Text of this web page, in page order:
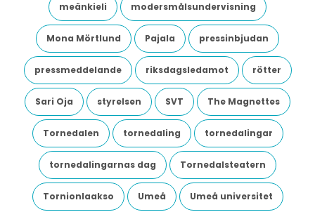
meänkieli modersmålsundervisning
Mona Mörtlund Pajala pressinbjudan
pressmeddelande riksdagsledamot rötter
Sari Oja styrelsen SVT The Magnettes
Tornedalen tornedaling tornedalingar
tornedalingarnas dag Tornedalsteatern
Tornionlaakso Umeå Umeå universitet